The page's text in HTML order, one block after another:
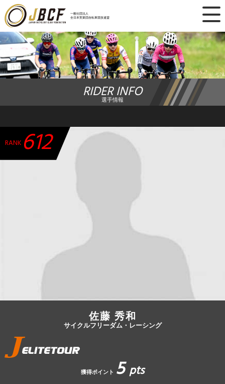
一般社団法人
全日本実業団自転車競技連盟
×
ニュース
レース日程
ランキング
チーム・選手
加盟・登録
エントリー
JBCF ROAD SERIESとは
RIDER INFO
選手情報
RANK 612
佐藤 秀和
サイクルフリーダム・レーシング
獲得ポイント 5pts